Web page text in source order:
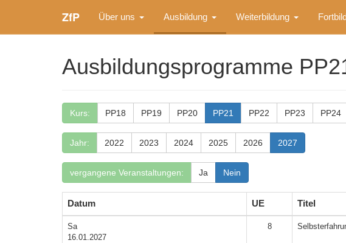
ZfP Über uns Ausbildung Weiterbildung
Ausbildungsprogramme
Kurs: PP18 PP19 PP20 PP21 PP22 PP23 PP24
Jahr: 2022 2023 2024 2025 2026 2027
vergangene Veranstaltungen: Ja Nein
Datum UE Titel
Sa
16.01.2027
8